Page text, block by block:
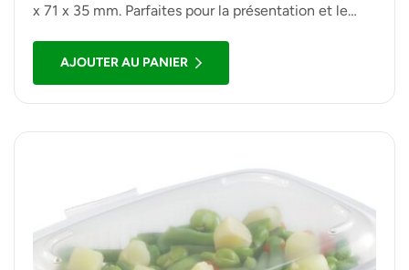
x 71 x 35 mm. Parfaites pour la présentation et le
de 500 barquettes pratiques et résistantes.
AJOUTER AU PANIER